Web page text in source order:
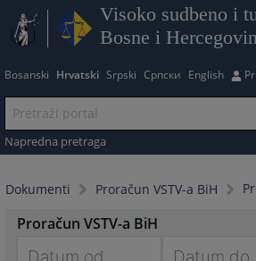
Visoko sudbeno i
Bosne i
Bosanski Hrvatski Srpski Српски English
Napredna pretraga
Dokumenti Proračun VSTV-a BiH
Proračun VSTV-a BiH